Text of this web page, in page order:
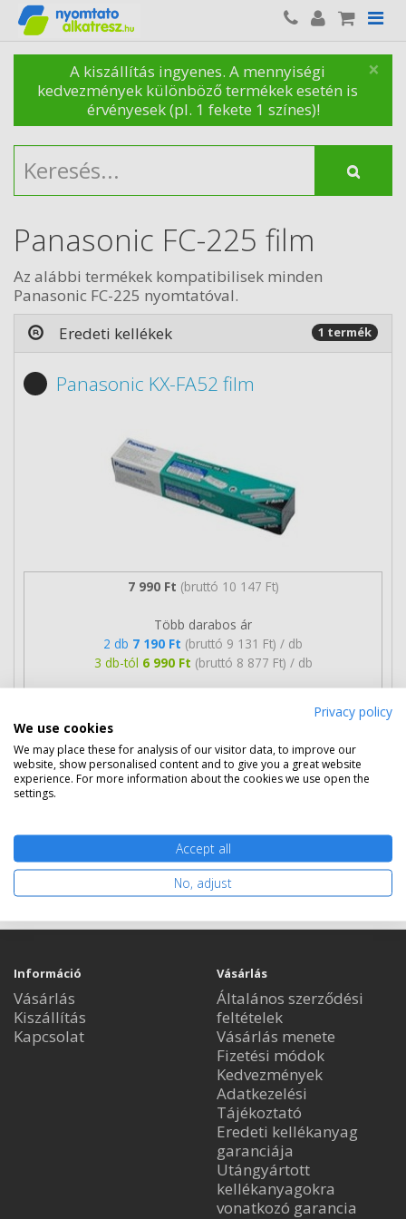
×
A kiszállítás ingyenes. A mennyiségi
kedvezmények különböző termékek esetén is
érvényesek (pl. 1 fekete 1 színes)!
Panasonic FC-225 film
Az alábbi termékek kompatibilisek minden
Panasonic FC-225 nyomtatóval.
Eredeti kellékek
1 termék
Panasonic KX-FA52 film
7 990 Ft (bruttó 10 147 Ft)
Több darabos ár
2 db 7 190 Ft (bruttó 9 131 Ft) / db
3 db-tól 6 990 Ft (bruttó 8 877 Ft) / db
Ingyenes szállítás
Nem rendelhető
Információ
Vásárlás
Kiszállítás
Kapcsolat
Vásárlás
Általános szerződési
feltételek
Vásárlás menete
Fizetési módok
Kedvezmények
Adatkezelési
Tájékoztató
Eredeti kellékanyag
garanciája
Utángyártott
kellékanyagokra
vonatkozó garancia
Privacy policy
We use cookies
We may place these for analysis of our visitor data, to improve our
website, show personalised content and to give you a great website
experience. For more information about the cookies we use open the
settings.
Accept all
No, adjust